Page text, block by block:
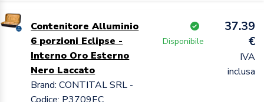
Contenitore Alluminio
6 porzioni Eclipse -
Interno Oro Esterno
Nero Laccato
Brand: CONTITAL SRL -
Codice: P3709EC
Disponibile
37.39
€
IVA
inclusa